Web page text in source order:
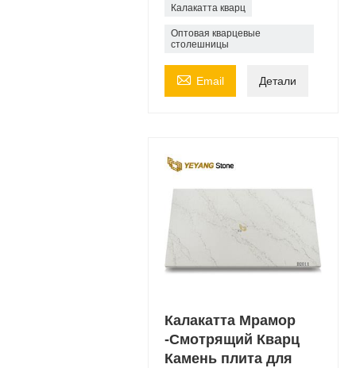
Калакатта кварц
Оптовая кварцевые
столешницы
 Email Детали
Калакатта Мрамор
-Смотрящий Кварц
Камень плита для